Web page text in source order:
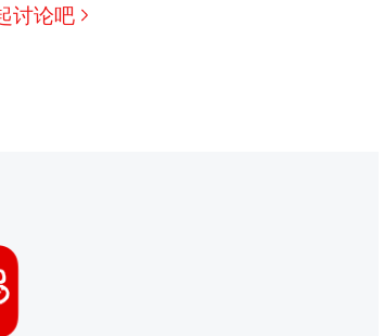
讨论吧